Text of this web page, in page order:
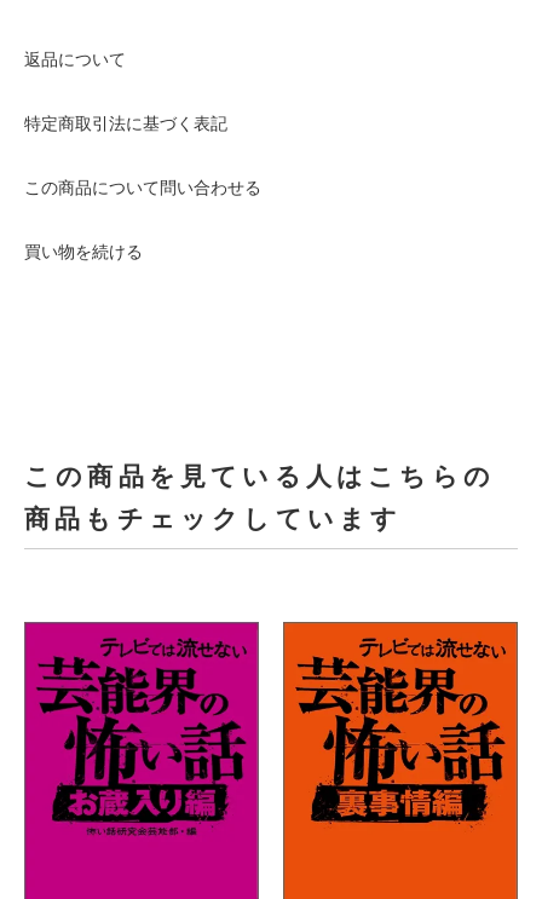
返品について
特定商取引法に基づく表記
この商品について問い合わせる
買い物を続ける
この商品を見ている人はこちらの
商品もチェックしています